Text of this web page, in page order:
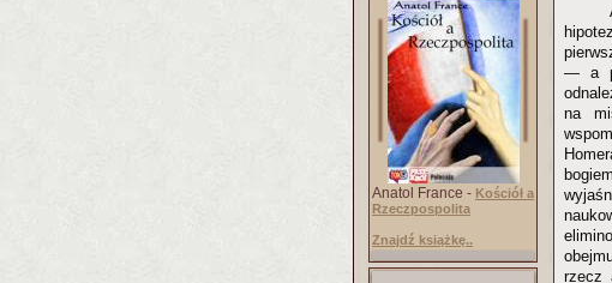
Anatol France - Kościół a
Rzeczpospolita
Znajdź książkę..
— a
na
rzecz